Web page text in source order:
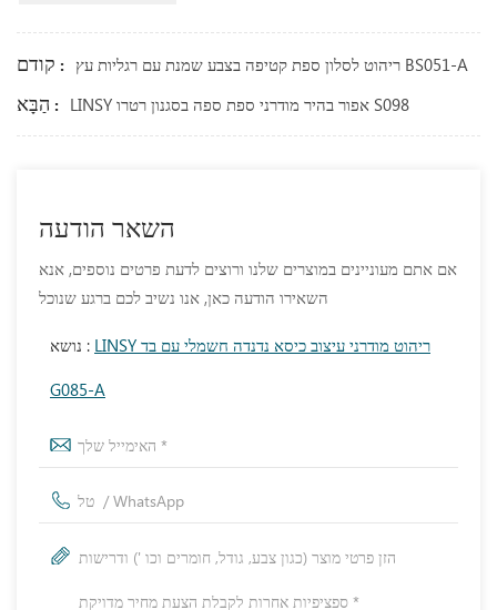
קודם : ריהוט לסלון ספת קטיפה בצבע שמנת עם רגליות עץ BS051-A
הַבָּא : LINSY אפור בהיר מודרני ספת ספה בסגנון רטרו S098
השאר הודעה
אם אתם מעוניינים במוצרים שלנו ורוצים לדעת פרטים נוספים, אנא
השאירו הודעה כאן, אנו נשיב לכם ברגע שנוכל
נושא : LINSY ריהוט מודרני עיצוב כיסא נדנדה חשמלי עם בד
G085-A